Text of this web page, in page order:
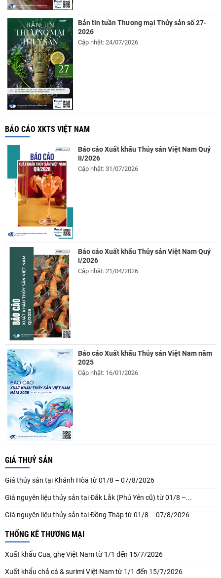
Bản tin tuần Thương mại Thủy sản số 27-
2026
Cập nhật: 24/07/2026
BÁO CÁO XKTS VIỆT NAM
Báo cáo Xuất khẩu Thủy sản Việt Nam Quý
II/2026
Cập nhật: 31/07/2026
Báo cáo Xuất khẩu Thủy sản Việt Nam Quý
I/2026
Cập nhật: 21/04/2026
Báo cáo Xuất khẩu Thủy sản Việt Nam năm
2025
Cập nhật: 16/01/2026
GIÁ THUỶ SẢN
Giá thủy sản tại Khánh Hòa từ 01/8 – 07/8/2026
Giá nguyên liệu thủy sản tại Đắk Lắk (Phú Yên cũ) từ 01/8 –...
Giá nguyên liệu thủy sản tại Đồng Tháp từ 01/8 – 07/8/2026
THỐNG KÊ THƯƠNG MẠI
Xuất khẩu Cua, ghẹ Việt Nam từ 1/1 đến 15/7/2026
Xuất khẩu chả cá & surimi Việt Nam từ 1/1 đến 15/7/2026